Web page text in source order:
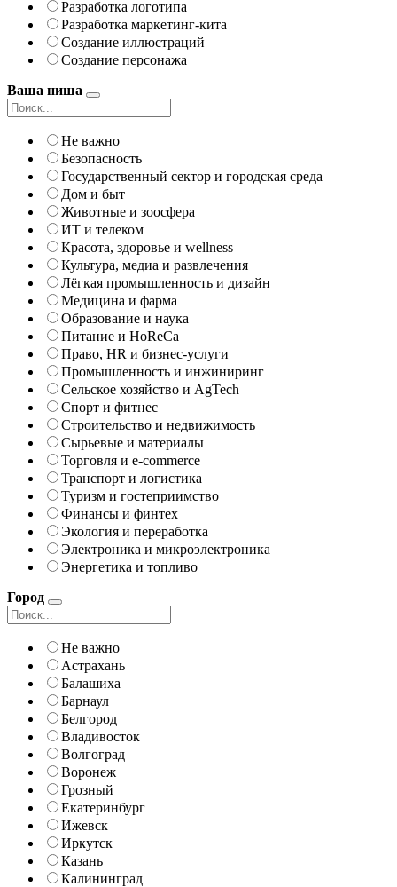
Разработка логотипа
Разработка маркетинг-кита
Создание иллюстраций
Создание персонажа
Ваша ниша
Не важно
Безопасность
Государственный сектор и городская среда
Дом и быт
Животные и зоосфера
ИТ и телеком
Красота, здоровье и wellness
Культура, медиа и развлечения
Лёгкая промышленность и дизайн
Медицина и фарма
Образование и наука
Питание и HoReCa
Право, HR и бизнес-услуги
Промышленность и инжиниринг
Сельское хозяйство и AgTech
Спорт и фитнес
Строительство и недвижимость
Сырьевые и материалы
Торговля и e-commerce
Транспорт и логистика
Туризм и гостеприимство
Финансы и финтех
Экология и переработка
Электроника и микроэлектроника
Энергетика и топливо
Город
Не важно
Астрахань
Балашиха
Барнаул
Белгород
Владивосток
Волгоград
Воронеж
Грозный
Екатеринбург
Ижевск
Иркутск
Казань
Калининград